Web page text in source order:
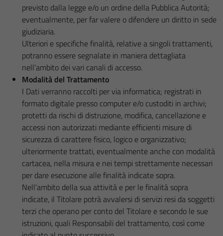
previsto dalla legge e/o un ordine della Pubblica Autorità;
eventualmente, per far valere o difendere un diritto in sede
giudiziaria.
Ulteriori e specifiche finalità, relative a singoli trattamenti,
potranno essere segnalate in maniera dettagliata
nell’ambito dei vari canali di accesso.
Modalità del Trattamento
I Dati verranno raccolti per via informatica; registrati in
formato digitale presso computer e/o custoditi in archivi;
protetti da rischi di distruzione, modifica, cancellazione e
accessi non autorizzati mediante efficienti misure di
sicurezza di carattere fisico, logico e organizzativo;
ulteriormente trattati, eventualmente anche con modalità
cartacea, nella misura e nei tempi strettamente necessari
per dare esecuzione alle finalità indicate sopra.
Nell’ambito della sua attività e per le finalità sopra
indicate, il Titolare potrà avvalersi di servizi resi da soggetti
terzi che operano per conto del Titolare e secondo le sue
istruzioni, quali Responsabili del trattamento, così come